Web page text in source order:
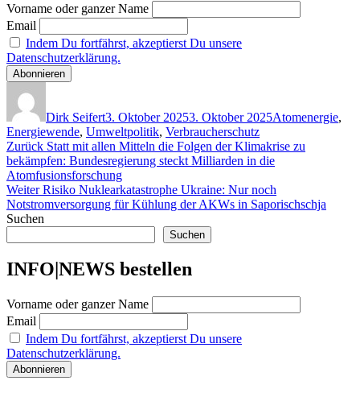
Vorname oder ganzer Name
Email
Indem Du fortfährst, akzeptierst Du unsere
Datenschutzerklärung.
Dirk Seifert3. Oktober 20253. Oktober 2025Atomenergie,
Energiewende, Umweltpolitik, Verbraucherschutz
Beitragsnavigation
Zurück Vorheriger
Beitrag:
Statt mit allen Mitteln die Folgen der Klimakrise zu
bekämpfen: Bundesregierung steckt Milliarden in die
Atomfusionsforschung
Weiter Nächster
Beitrag:
Risiko Nuklearkatastrophe Ukraine: Nur noch
Notstromversorgung für Kühlung der AKWs in Saporischschja
Suchen
Suchen
INFO|NEWS bestellen
Vorname oder ganzer Name
Email
Indem Du fortfährst, akzeptierst Du unsere
Datenschutzerklärung.